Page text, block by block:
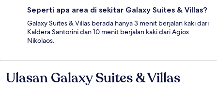
Seperti apa area di sekitar Galaxy Suites & Villas?
Galaxy Suites & Villas berada hanya 3 menit berjalan kaki dari
Kaldera Santorini dan 10 menit berjalan kaki dari Agios
Nikolaos.
Ulasan
Ulasan Galaxy Suites & Villas